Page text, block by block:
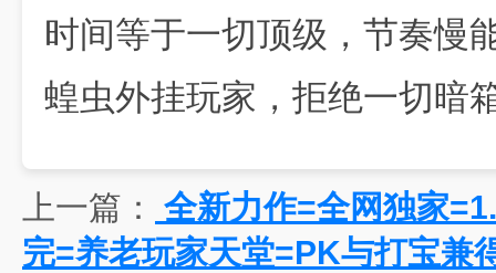
时间等于一切顶级，节奏慢
蝗虫外挂玩家，拒绝一切暗
上一篇：
全新力作=全网独家
完=养老玩家天堂=PK与打宝兼